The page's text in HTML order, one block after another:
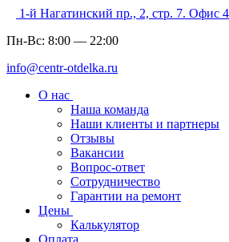
1-й Нагатинский пр., 2, стр. 7. Офис
Пн-Вс: 8:00 — 22:00
info@centr-otdelka.ru
О нас
Наша команда
Наши клиенты и партнеры
Отзывы
Вакансии
Вопрос-ответ
Сотрудничество
Гарантии на ремонт
Цены
Калькулятор
Оплата